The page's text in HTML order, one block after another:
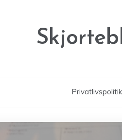
Privatlivspolitik